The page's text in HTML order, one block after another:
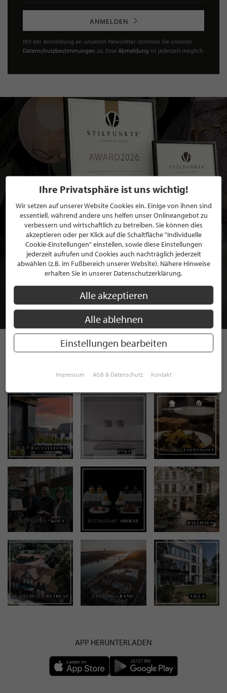
ANMELDEN
Mit der Anmeldung an unserem Newsletter stimmen Sie unseren
Datenschutzbestimmungen zu. Eine Abmeldung ist jederzeit möglich.
BEWERBEN SIE SICH FÜR EINE GRATIS
MITGLIEDSCHAFT BEI STILPUNKTE®
JETZT GRATIS BEWERBEN
INSTAGRAM
APP HERUNTERLADEN
Ihre Privatsphäre ist uns wichtig!
Wir setzen auf unserer Website Cookies ein. Einige von ihnen sind
essentiell, während andere uns helfen unser Onlineangebot zu
verbessern und wirtschaftlich zu betreiben. Sie können dies
akzeptieren oder per Klick auf die Schaltfläche "Individuelle
Cookie-Einstellungen" einstellen, sowie diese Einstellungen
jederzeit aufrufen und Cookies auch nachträglich jederzeit
abwählen (z.B. im Fußbereich unserer Website). Nähere Hinweise
erhalten Sie in unserer Datenschutzerklärung.
Alle akzeptieren
Alle ablehnen
Einstellungen bearbeiten
Impressum AGB & Datenschutz Kontakt